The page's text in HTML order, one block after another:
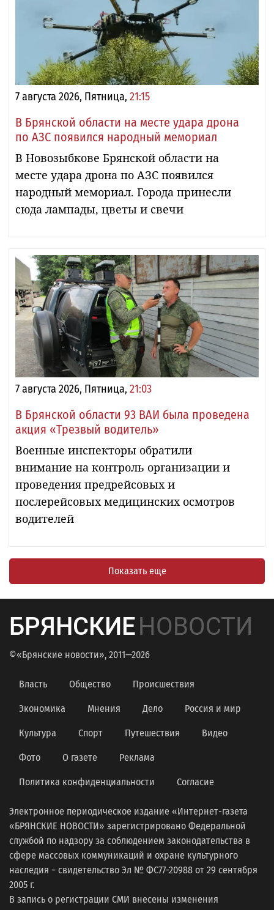
7 августа 2026, Пятница, 21:15
В Брянской области на месте удара дрона
по АЗС появился народный мемориал
В Новозыбкове Брянской области на
месте удара дрона по АЗС появился
народный мемориал. Города принесли
сюда лампады, цветы и свечи
7 августа 2026, Пятница, 21:03
В Брянской области 93 ВАИ была проведена
акция «Трезвый водитель»
Военные инспекторы обратили
внимание на контроль организации и
проведения предрейсовых и
послерейсовых медицинских осмотров
водителей
Показать еще
БРЯНСКИЕНОВОСТИ
©«Брянские новости», 2011—2026
Власть Общество Происшествия
Экономика Мнения Дело Россия и мир
Культура Спорт Путешествия Видео
Фото О газете Реклама
Политика конфиденциальности Согласие
Электронное периодическое издание «Интернет-газета
«БРЯНСКИЕ НОВОСТИ» зарегистрировано Федеральной
службой по надзору за соблюдением законодательства в
сфере массовых коммуникаций и охране культурного
наследия − свидетельство Эл № ФС77-20988 от 29 сентября
2005 г.
В запись о регистрации СМИ внесены изменения